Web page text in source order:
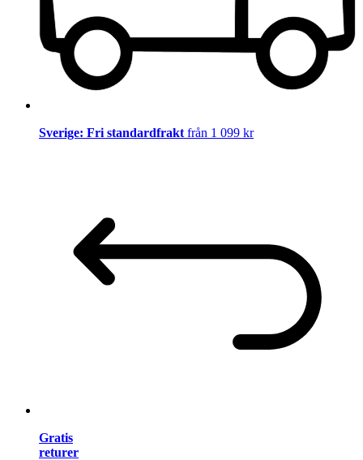
Sverige: Fri standardfrakt från 1 099 kr
Gratis
returer